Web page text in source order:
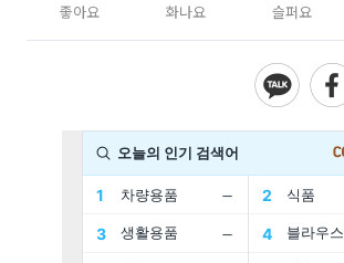
좋아요 화나요 슬퍼요